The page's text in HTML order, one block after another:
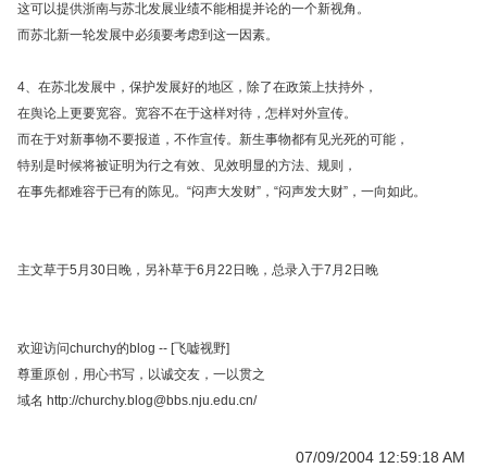
这可以提供浙南与苏北发展业绩不能相提并论的一个新视角。
而苏北新一轮发展中必须要考虑到这一因素。
4、在苏北发展中，保护发展好的地区，除了在政策上扶持外，
在舆论上更要宽容。宽容不在于这样对待，怎样对外宣传。
而在于对新事物不要报道，不作宣传。新生事物都有见光死的可能，
特别是时候将被证明为行之有效、见效明显的方法、规则，
在事先都难容于已有的陈见。“闷声大发财”，“闷声发大财”，一向如此。
主文草于5月30日晚，另补草于6月22日晚，总录入于7月2日晚
欢迎访问churchy的blog -- [飞嘘视野]
尊重原创，用心书写，以诚交友，一以贯之
域名 http://churchy.blog@bbs.nju.edu.cn/
07/09/2004 12:59:18 AM